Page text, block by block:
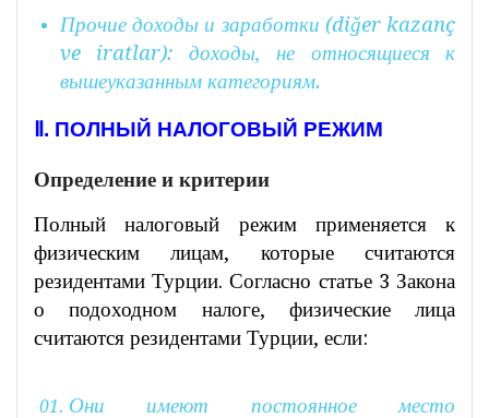
Прочие доходы и заработки (diğer kazanç
ve iratlar): доходы, не относящиеся к
вышеуказанным категориям.
Ⅱ. ПОЛНЫЙ НАЛОГОВЫЙ РЕЖИМ
Определение и критерии
Полный налоговый режим применяется к
физическим лицам, которые считаются
резидентами Турции. Согласно статье 3 Закона
о подоходном налоге, физические лица
считаются резидентами Турции, если:
Они имеют постоянное место